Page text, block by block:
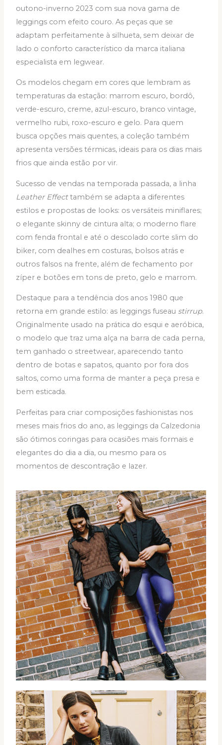
outono-inverno 2023 com sua nova gama de
leggings com efeito couro. As peças que se
adaptam perfeitamente à silhueta, sem deixar de
lado o conforto característico da marca italiana
especialista em legwear.
Os modelos chegam em cores que lembram as
temperaturas da estação: marrom escuro, bordô,
verde-escuro, creme, azul-escuro, branco vintage,
vermelho rubi, roxo-escuro e gelo. Para quem
busca opções mais quentes, a coleção também
apresenta versões térmicas, ideais para os dias mais
frios que ainda estão por vir.
Sucesso de vendas na temporada passada, a linha
Leather Effecttambém se adapta a diferentes
estilos e propostas de looks: os versáteis miniflares;
o elegante skinny de cintura alta; o moderno flare
com fenda frontal e até o descolado corte slim do
biker, com dealhes em costuras, bolsos atrás e
outros falsos na frente, além de fechamento por
zíper e botões em tons de preto, gelo e marrom.
Destaque para a tendência dos anos 1980 que
retorna em grande estilo: as leggings fuseau stirrup.
Originalmente usado na prática do esqui e aeróbica,
o modelo que traz uma alça na barra de cada perna,
tem ganhado o streetwear, aparecendo tanto
dentro de botas e sapatos, quanto por fora dos
saltos, como uma forma de manter a peça presa e
bem esticada.
Perfeitas para criar composições fashionistas nos
meses mais frios do ano, as leggings da Calzedonia
são ótimos coringas para ocasiões mais formais e
elegantes do dia a dia, ou mesmo para os
momentos de descontração e lazer.